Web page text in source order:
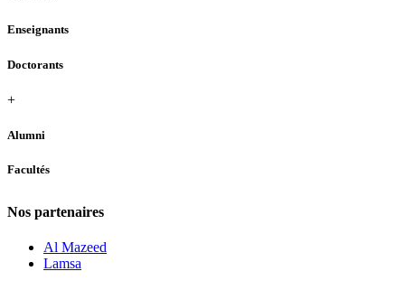
Enseignants
Doctorants
+
Alumni
Facultés
Nos partenaires
Al Mazeed
Lamsa